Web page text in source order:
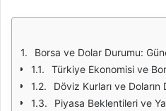
Borsa ve Dolar Durumu:
Türkiye Ekonomisi ve
Döviz Kurları ve Doların
Piyasa Beklentileri ve